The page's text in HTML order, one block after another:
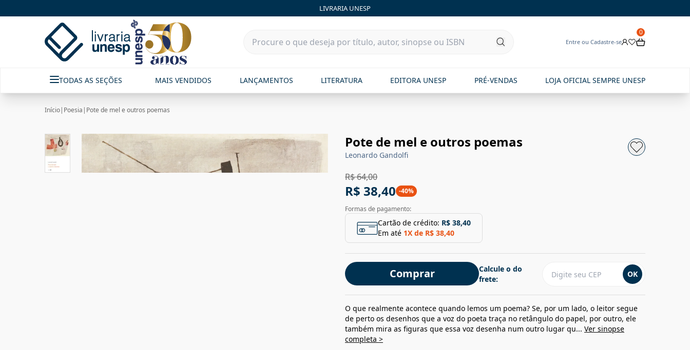
LIVRARIA UNESP
Entre ou Cadastre-se
0
TODAS AS SEÇÕES MAIS VENDIDOS LANÇAMENTOS LITERATURA EDITORA UNESP PRÉ-VENDAS LOJA OFICIAL SEMPRE UNESP
Início| Poesia | Pote de mel e outros poemas
Pote de mel e outros poemas
Leonardo Gandolfi
R$ 64,00
R$ 38,40 -40%
Formas de pagamento:
Cartão de crédito: R$ 38,40
Em até 1X de R$ 38,40
Comprar
Calcule o do
frete:
OK
O que realmente acontece quando lemos um poema? Se, por um lado, o leitor segue
de perto os desenhos que a voz do poeta traça no retângulo do papel, por outro, ele
também mira as figuras que essa voz desenha num outro lugar qu... Ver sinopse
completa >